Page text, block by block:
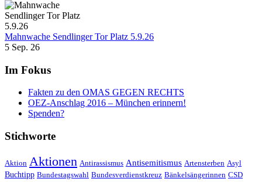
Mahnwache Sendlinger Tor Platz 5.9.26
5 Sep. 26
Im Fokus
Fakten zu den OMAS GEGEN RECHTS
OEZ-Anschlag 2016 – München erinnern!
Spenden?
Stichworte
Aktion Aktionen Antirassismus Antisemitismus Artensterben Asyl
Buchtipp Bundestagswahl Bundesverdienstkreuz Bänkelsängerinnen CSD